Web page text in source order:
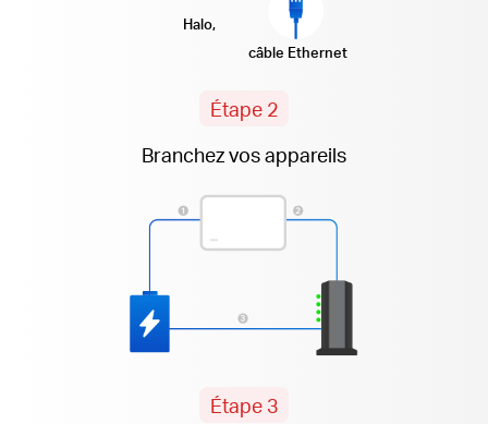
Halo,
câble Ethernet
Étape 2
Branchez vos appareils
Étape 3